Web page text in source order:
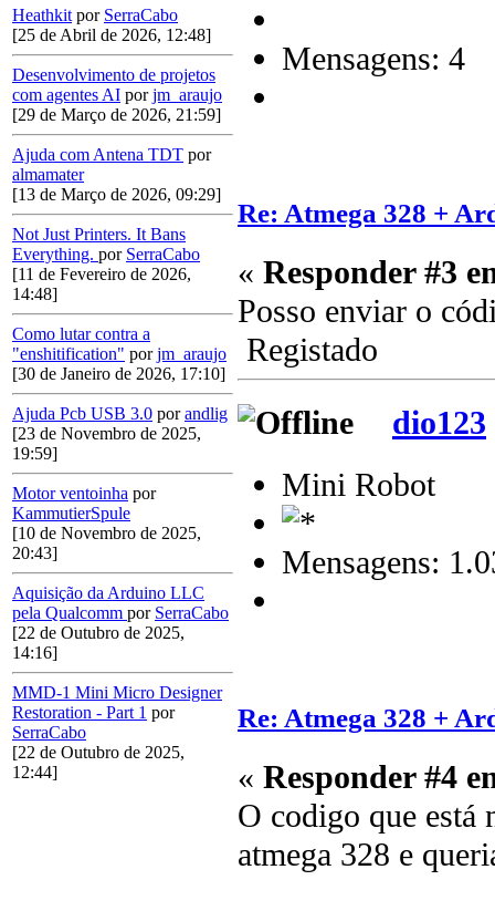
Heathkit por SerraCabo
[25 de Abril de 2026, 12:48]
Desenvolvimento de projetos
com agentes AI porjm_araujo
[29 de Março de 2026, 21:59]
Ajuda com Antena TDT por
almamater
[13 de Março de 2026, 09:29]
Not Just Printers. It Bans
Everything. por SerraCabo
[11 de Fevereiro de 2026,
14:48]
Como lutar contra a
"enshitification" porjm_araujo
[30 de Janeiro de 2026, 17:10]
Ajuda Pcb USB 3.0 porandlig
[23 de Novembro de 2025,
19:59]
Motor ventoinha por
KammutierSpule
[10 de Novembro de 2025,
20:43]
Aquisição da Arduino LLC
pela Qualcomm por SerraCabo
[22 de Outubro de 2025,
14:16]
MMD-1 Mini Micro Designer
Restoration - Part 1 por
SerraCabo
[22 de Outubro de 2025,
12:44]
Mensagens: 4
Re: Atmega 328 +
« Responder #3
Posso enviar o
Registado
dio123
Mini Robot
Mensagens:
Re: Atmega 328 +
« Responder #4
O codigo que está
atmega 328 e